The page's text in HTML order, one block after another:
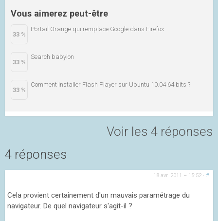
Vous aimerez peut-être
33 %
Portail Orange qui remplace Google dans Firefox
33 %
Search babylon
33 %
Comment installer Flash Player sur Ubuntu 10.04 64 bits ?
Voir les 4 réponses
4 réponses
18 avr. 2011 – 15:52 · #
Cela provient certainement d'un mauvais paramétrage du
navigateur. De quel navigateur s'agit-il ?